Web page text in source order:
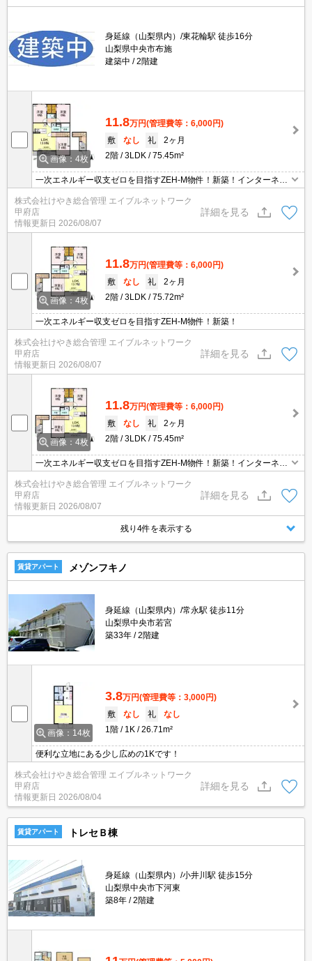
身延線（山梨県内）/東花輪駅 徒歩16分
山梨県中央市布施
建築中
2階建
画像：4枚
11.8万円(管理費等：6,000円)
敷
なし 礼
2ヶ月
2階
3LDK 75.45m²
一次エネルギー収支ゼロを目指すZEH-M物件！新築！インターネッ
ト無料です！
株式会社けやき総合管理 エイブルネットワーク
甲府店
情報更新日 2026/08/07
詳細を見る
画像：4枚
11.8万円(管理費等：6,000円)
敷
なし 礼
2ヶ月
2階
3LDK 75.72m²
一次エネルギー収支ゼロを目指すZEH-M物件！新築！
株式会社けやき総合管理 エイブルネットワーク
甲府店
情報更新日 2026/08/07
詳細を見る
画像：4枚
11.8万円(管理費等：6,000円)
敷
なし 礼
2ヶ月
2階
3LDK 75.45m²
一次エネルギー収支ゼロを目指すZEH-M物件！新築！インターネッ
ト無料です！
株式会社けやき総合管理 エイブルネットワーク
甲府店
情報更新日 2026/08/07
詳細を見る
残り4件を表示する
賃貸アパート メゾンフキノ
身延線（山梨県内）/常永駅 徒歩11分
山梨県中央市若宮
築33年
2階建
画像：14枚
3.8万円(管理費等：3,000円)
敷
なし 礼
なし
1階
1K 26.71m²
便利な立地にある少し広めの1Kです！
株式会社けやき総合管理 エイブルネットワーク
甲府店
情報更新日 2026/08/04
詳細を見る
賃貸アパート トレセＢ棟
身延線（山梨県内）/小井川駅 徒歩15分
山梨県中央市下河東
築8年
2階建